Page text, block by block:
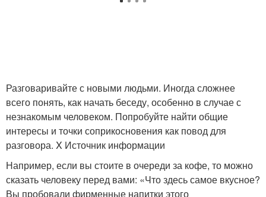
Разговаривайте с новыми людьми. Иногда сложнее
всего понять, как начать беседу, особенно в случае с
незнакомым человеком. Попробуйте найти общие
интересы и точки соприкосновения как повод для
разговора. X Источник информации
Например, если вы стоите в очереди за кофе, то можно
сказать человеку перед вами: «Что здесь самое вкусное?
Вы пробовали фирменные напитки этого